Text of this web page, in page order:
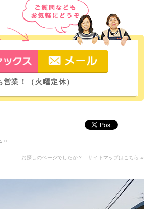
業！（火曜定休）
»
お探しのページでしたか？ サイトマップはこちら »